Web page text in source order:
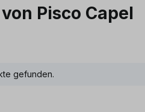
Pisco Capel
gefunden.